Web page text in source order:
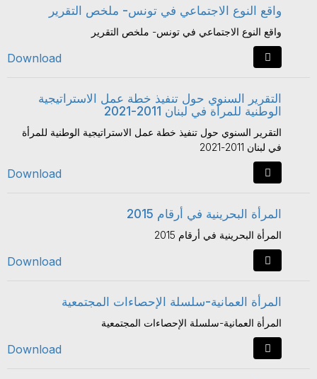
واقع النوع الاجتماعي في تونس- ملخص التقرير
واقع النوع الاجتماعي في تونس- ملخص التقرير
Download
التقرير السنوي حول تنفيذ خطة عمل الاستراتيجية
الوطنية للمرأة في لبنان 2011-2021
التقرير السنوي حول تنفيذ خطة عمل الاستراتيجية الوطنية للمرأة
في لبنان 2011-2021
Download
المرأة البحرينية في أرقام 2015
المرأة البحرينية في أرقام 2015
Download
المرأة العمانية-سلسلة الإحصاءات المجتمعية
المرأة العمانية-سلسلة الإحصاءات المجتمعية
Download